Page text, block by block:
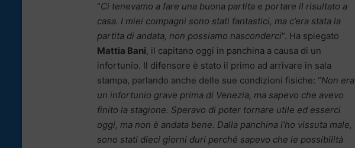
“Ci tenevamo a fare una buona partita e portare il risultato a
casa. I miei compagni sono stati fantastici, ma c’era stata la
partita di andata, non possiamo nasconderci“. Ha spiegato
Mattia Bani, il capitano oggi in panchina a causa di un
infortunio. Il difensore è stato il primo ad arrivare in sala
stampa, parlando anche delle sue condizioni fisiche: “Non era
un infortunio grave prima di Venezia, ma sapevo che avevo
finito la stagione. Speravo di poter tornare utile ed esserci
oggi, ma non è andata bene. Dalla panchina l’ho vissuta male,
sono stati dieci giorni duri perché sapevo che le possibilità